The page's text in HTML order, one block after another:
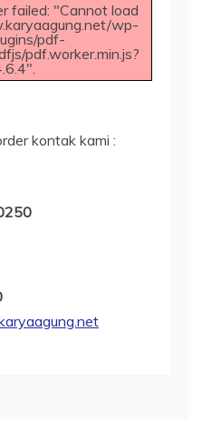
failed: "Cannot load
wp-
pdf-
pdf.worker.min.js?
kontak kami :